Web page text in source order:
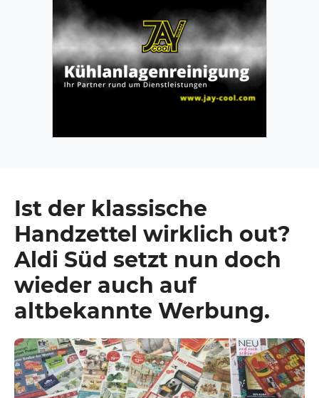
Ist der klassische
Handzettel wirklich out?
Aldi Süd setzt nun doch
wieder auch auf
altbekannte Werbung.